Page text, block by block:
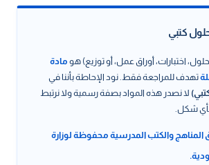
كتبي
اختبارات، أوراق عمل، أو توزيع) هو مادة
تهدف للمراجعة فقط. نود الإحاطة بأننا في
لا نصدر هذه المواد بصفة رسمية ولا نرتبط
بأي شكل.
والكتب المدرسية محفوظة لوزارة